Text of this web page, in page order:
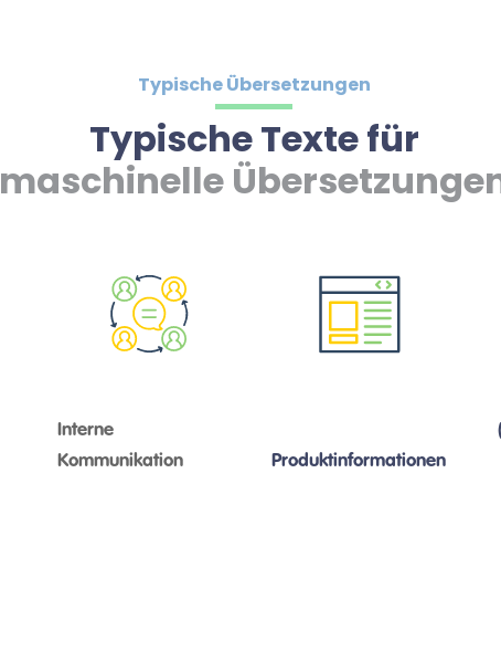
Typische Übersetzungen
Typische Texte für
maschinelle
Interne
Kommunikation
Produktinformationen